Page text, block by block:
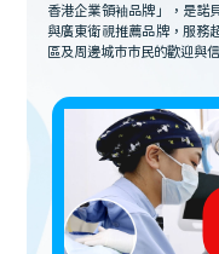
香港企業領袖品牌」，是諾
與廣東衛視推薦品牌，服務
區及周邊城市市民的歡迎與